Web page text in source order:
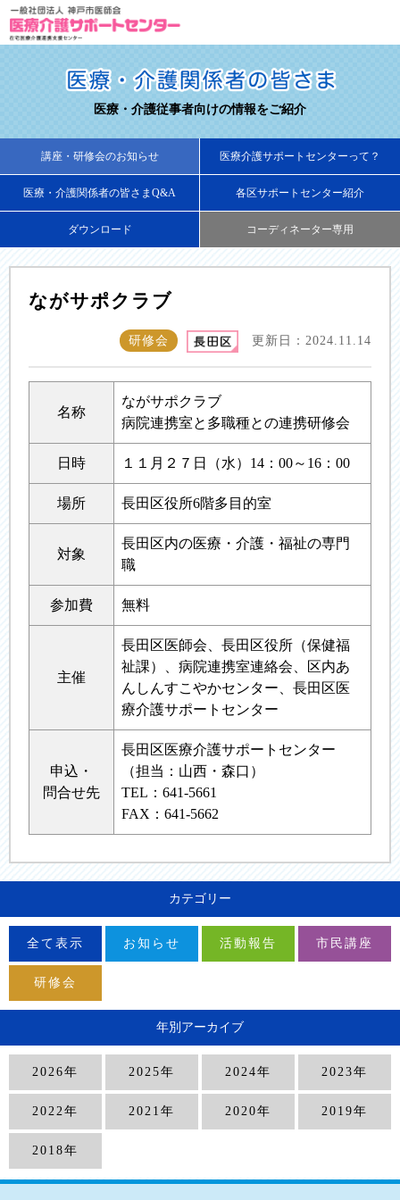
医療・介護従事者向けの情報をご紹介
講座・研修会のお知らせ 医療介護サポートセンターって？
医療・介護関係者の皆さまQ&A 各区サポートセンター紹介
ダウンロード コーディネーター専用
ながサポクラブ
研修会 更新日：2024.11.14
名称
ながサポクラブ
病院連携室と多職種との連携研修会
日時 １１月２７日（水）14：00～16：00
場所 長田区役所6階多目的室
対象
長田区内の医療・介護・福祉の専門
職
参加費 無料
主催
長田区医師会、長田区役所（保健福
祉課）、病院連携室連絡会、区内あ
んしんすこやかセンター、長田区医
療介護サポートセンター
申込・
問合せ先
長田区医療介護サポートセンター
（担当：山西・森口）
TEL：641-5661
FAX：641-5662
カテゴリー
全て表示 お知らせ 活動報告 市民講座
研修会
年別アーカイブ
2026年 2025年 2024年 2023年
2022年 2021年 2020年 2019年
2018年